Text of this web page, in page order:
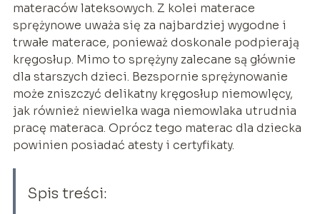
materaców lateksowych. Z kolei materace
sprężynowe uważa się za najbardziej wygodne i
trwałe materace, ponieważ doskonale podpierają
kręgosłup. Mimo to sprężyny zalecane są głównie
dla starszych dzieci. Bezspornie sprężynowanie
może zniszczyć delikatny kręgosłup niemowlęcy,
jak również niewielka waga niemowlaka utrudnia
pracę materaca. Oprócz tego materac dla dziecka
powinien posiadać atesty i certyfikaty.
Spis treści: